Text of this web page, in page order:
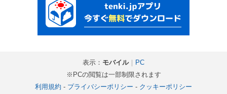
表示： モバイル｜ PC
※PCの閲覧は一部制限されます
利用規約 - プライバシーポリシー - クッキーポリシー